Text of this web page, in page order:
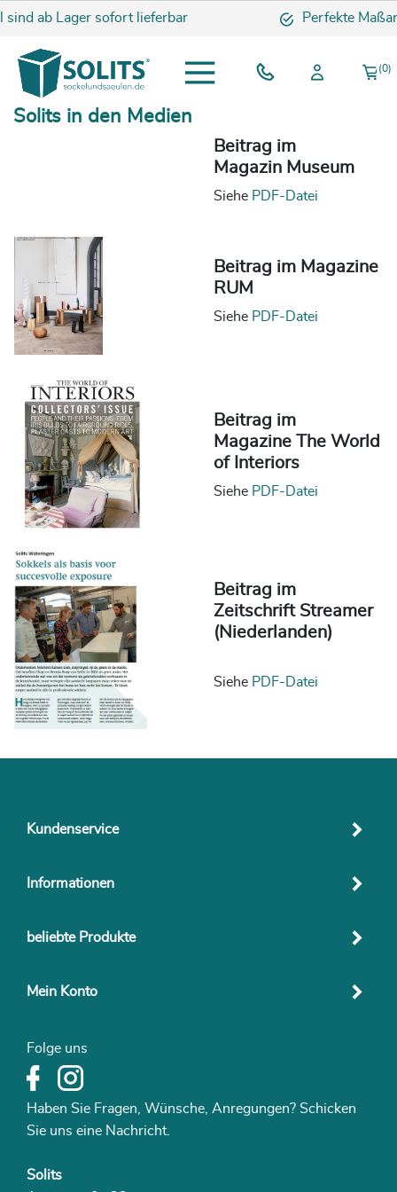
ab Lager sofort lieferbar Perfekte
(0)
Solits in den Medien
Beitrag im
Magazin Museum
Siehe PDF-Datei
Beitrag im Magazine
RUM
Siehe PDF-Datei
Beitrag im
Magazine The World
of Interiors
Siehe PDF-Datei
Beitrag im
Zeitschrift Streamer
(Niederlanden)
Siehe PDF-Datei
Kundenservice
Informationen
beliebte Produkte
Mein Konto
Folge uns
Haben Sie Fragen, Wünsche, Anregungen? Schicken
Sie uns eine Nachricht.
Solits